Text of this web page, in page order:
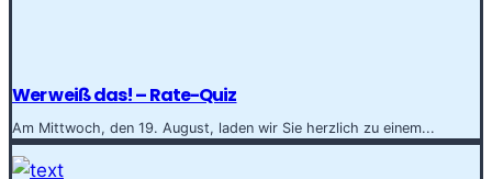
Wer weiß das! – Rate-Quiz
Am Mittwoch, den 19. August, laden wir Sie herzlich zu einem...